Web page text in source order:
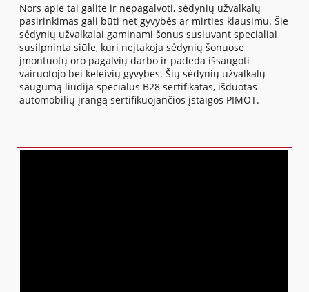
Nors apie tai galite ir nepagalvoti, sėdynių užvalkalų
pasirinkimas gali būti net gyvybės ar mirties klausimu. Šie
sėdynių užvalkalai gaminami šonus susiuvant specialiai
susilpninta siūle, kuri neįtakoja sėdynių šonuose
įmontuotų oro pagalvių darbo ir padeda išsaugoti
vairuotojo bei keleivių gyvybes. Šių sėdynių užvalkalų
saugumą liudija specialus B28 sertifikatas, išduotas
automobilių įrangą sertifikuojančios įstaigos PIMOT.